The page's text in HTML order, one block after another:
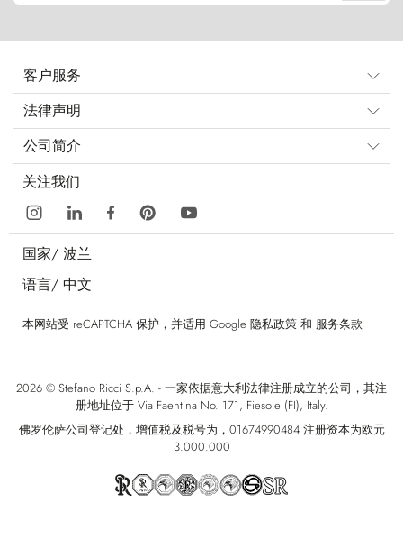
客户服务
法律声明
公司简介
关注我们
国家/ 波兰
语言/ 中文
本网站受 reCAPTCHA 保护，并适用 Google 隐私政策 和 服务条款
2026 © Stefano Ricci S.p.A. - 一家依据意大利法律注册成立的公司，其注
册地址位于 Via Faentina No. 171, Fiesole (FI), Italy.
佛罗伦萨公司登记处，增值税及税号为，01674990484 注册资本为欧元
3.000.000